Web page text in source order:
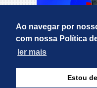
Ao navegar por
com nossa Política
ler mais
Estou